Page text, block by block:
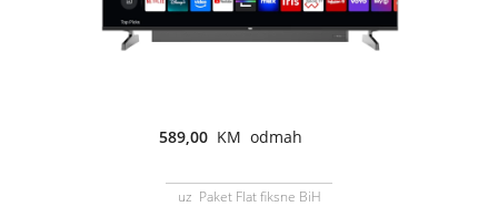
589,00 KM odmah
uz Paket Flat fiksne BiH